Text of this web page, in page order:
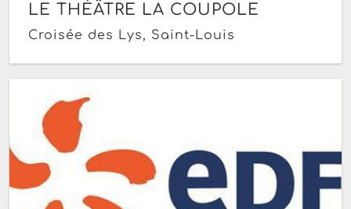
LE THÉÂTRE LA COUPOLE
Croisée des Lys, Saint-Louis